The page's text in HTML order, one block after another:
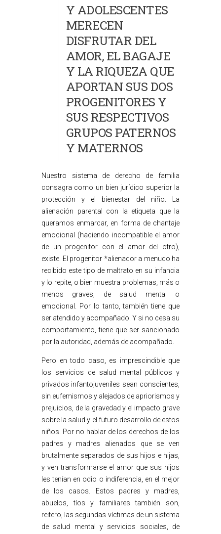
Y ADOLESCENTES
MERECEN
DISFRUTAR DEL
AMOR, EL BAGAJE
Y LA RIQUEZA QUE
APORTAN SUS DOS
PROGENITORES Y
SUS RESPECTIVOS
GRUPOS PATERNOS
Y MATERNOS
Nuestro sistema de derecho de familia
consagra como un bien jurídico superior la
protección y el bienestar del niño. La
alienación parental con la etiqueta que la
queramos enmarcar, en forma de chantaje
emocional (haciendo incompatible el amor
de un progenitor con el amor del otro),
existe. El progenitor *alienador a menudo ha
recibido este tipo de maltrato en su infancia
y lo repite, o bien muestra problemas, más o
menos graves, de salud mental o
emocional. Por lo tanto, también tiene que
ser atendido y acompañado. Y si no cesa su
comportamiento, tiene que ser sancionado
por la autoridad, además de acompañado.
Pero en todo caso, es imprescindible que
los servicios de salud mental públicos y
privados infantojuveniles sean conscientes,
sin eufemismos y alejados de apriorismos y
prejuicios, de la gravedad y el impacto grave
sobre la salud y el futuro desarrollo de estos
niños. Por no hablar de los derechos de los
padres y madres alienados que se ven
brutalmente separados de sus hijos e hijas,
y ven transformarse el amor que sus hijos
les tenían en odio o indiferencia, en el mejor
de los casos. Estos padres y madres,
abuelos, tíos y familiares también son,
reitero, las segundas víctimas de un sistema
de salud mental y servicios sociales, de